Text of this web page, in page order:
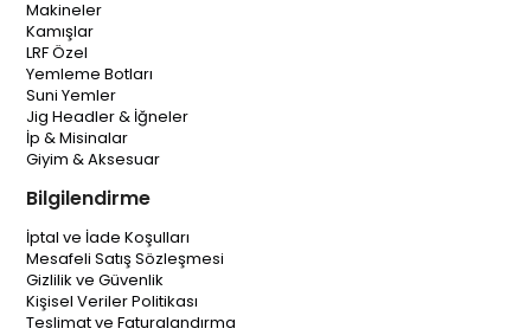
Makineler
Kamışlar
LRF Özel
Yemleme Botları
Suni Yemler
Jig Headler & İğneler
İp & Misinalar
Giyim & Aksesuar
Bilgilendirme
İptal ve İade Koşulları
Mesafeli Satış Sözleşmesi
Gizlilik ve Güvenlik
Kişisel Veriler Politikası
Teslimat ve Faturalandırma